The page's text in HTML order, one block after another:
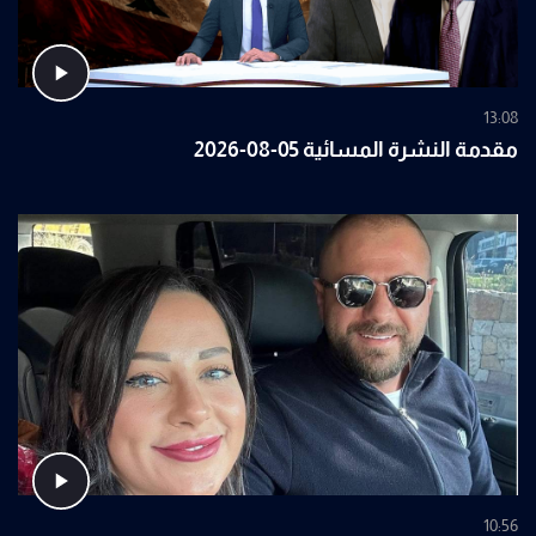
13:08
مقدمة النشرة المسائية 05-08-2026
10:56